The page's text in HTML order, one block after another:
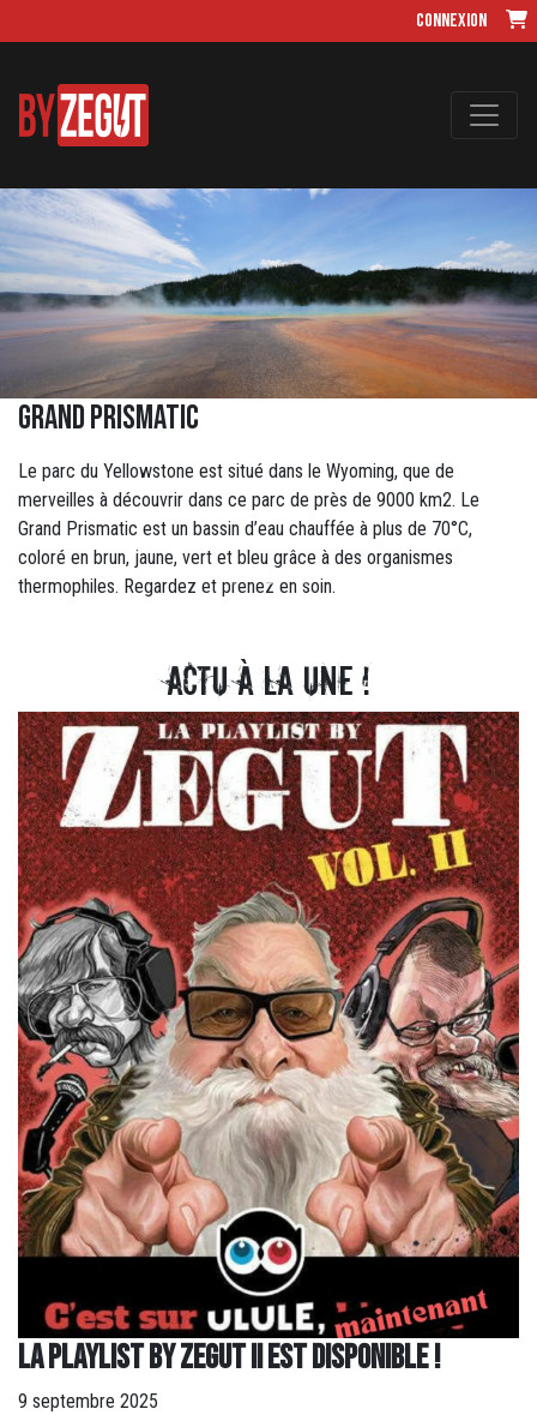
Connexion
Grand Prismatic
Le parc du Yellowstone est situé dans le Wyoming, que de
merveilles à découvrir dans ce parc de près de 9000 km2. Le
Grand Prismatic est un bassin d’eau chauffée à plus de 70°C,
coloré en brun, jaune, vert et bleu grâce à des organismes
thermophiles. Regardez et prenez en soin.
Actu à la une !
LA PLAYLIST BY ZEGUT II EST DISPONIBLE !
9 septembre 2025